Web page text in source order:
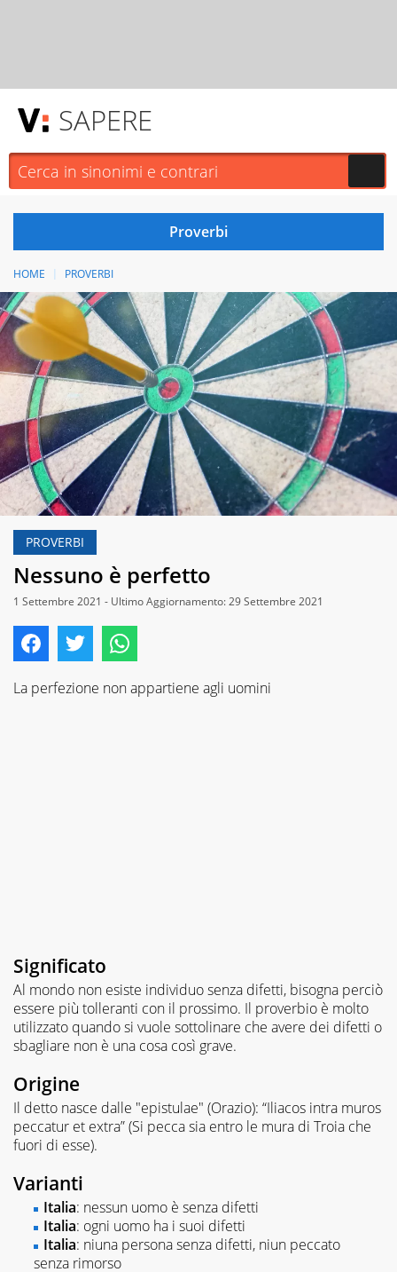
SAPERE
HOME PROVERBI
PROVERBI
Nessuno è perfetto
1 Settembre 2021 - Ultimo Aggiornamento: 29 Settembre 2021
La perfezione non appartiene agli uomini
Significato
Al mondo non esiste individuo senza difetti, bisogna perciò
essere più tolleranti con il prossimo. Il proverbio è molto
utilizzato quando si vuole sottolinare che avere dei difetti o
sbagliare non è una cosa così grave.
Origine
Il detto nasce dalle "epistulae" (Orazio): “Iliacos intra muros
peccatur et extra” (Si pecca sia entro le mura di Troia che
fuori di esse).
Varianti
Italia: nessun uomo è senza difetti
Italia: ogni uomo ha i suoi difetti
Italia: niuna persona senza difetti, niun peccato
senza rimorso